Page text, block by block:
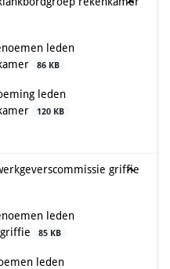
leden
86 KB
leden
120 KB
griffie
leden
85 KB
leden